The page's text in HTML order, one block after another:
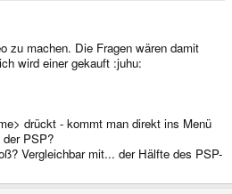
zu machen. Die Fragen wären damit
wird einer gekauft :juhu:
drückt - kommt man direkt ins Menü
PSP?
Vergleichbar mit... der Hälfte des PSP-